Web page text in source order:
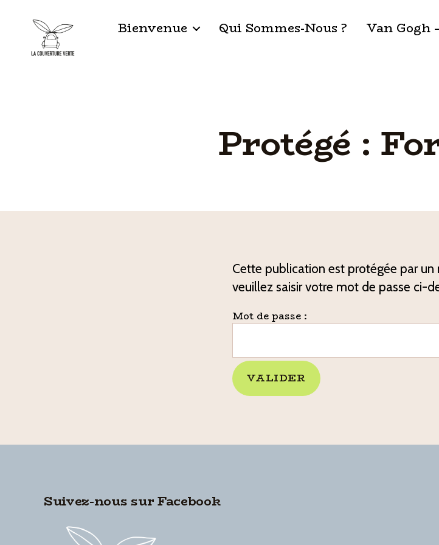
Bienvenue Qui Sommes-Nous ? Van Gogh
Protégé :
Cette publication est protégée par un
veuillez saisir votre mot de passe ci-
Mot de passe :
Suivez-nous sur Facebook